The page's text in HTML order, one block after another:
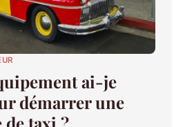
ai-je
démarrer une